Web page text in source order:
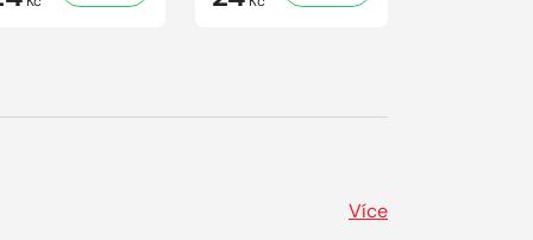
Více